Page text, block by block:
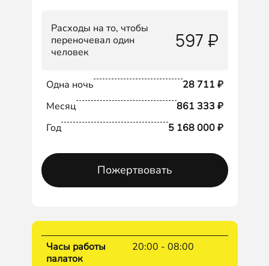
Расходы на то, чтобы
переночевал один
человек
597 ₽
Одна ночь
28 711 ₽
Месяц
861 333 ₽
Год
5 168 000 ₽
Пожертвовать
Часы работы
палаток
20:00 - 08:00